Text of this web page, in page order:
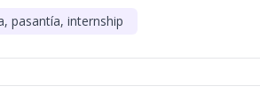
pasantía, internship